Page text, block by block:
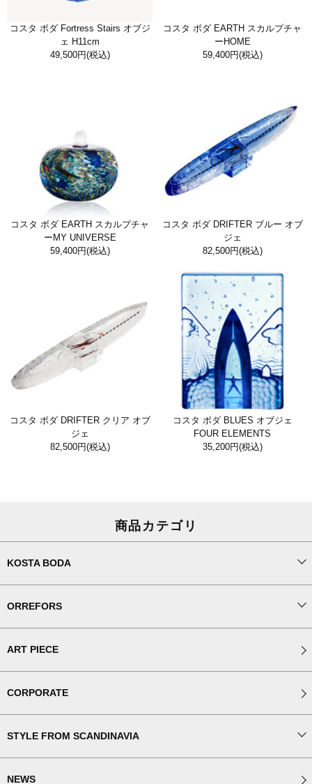
コスタ ボダ Fortress Stairs オブジ
ェ H11cm
49,500円(税込)
コスタ ボダ EARTH スカルプチャ
ーHOME
59,400円(税込)
コスタ ボダ EARTH スカルプチャ
ーMY UNIVERSE
59,400円(税込)
コスタ ボダ DRIFTER ブルー オブ
ジェ
82,500円(税込)
コスタ ボダ DRIFTER クリア オブ
ジェ
82,500円(税込)
コスタ ボダ BLUES オブジェ
FOUR ELEMENTS
35,200円(税込)
商品カテゴリ
KOSTA BODA
ORREFORS
ART PIECE
CORPORATE
STYLE FROM SCANDINAVIA
NEWS